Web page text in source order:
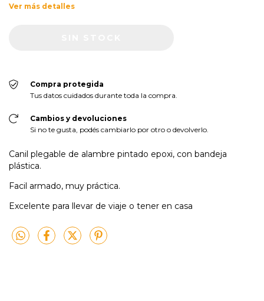
Ver más detalles
Compra protegida
Tus datos cuidados durante toda la compra.
Cambios y devoluciones
Si no te gusta, podés cambiarlo por otro o devolverlo.
Canil plegable de alambre pintado epoxi, con bandeja
plástica.
Facil armado, muy práctica.
Excelente para llevar de viaje o tener en casa